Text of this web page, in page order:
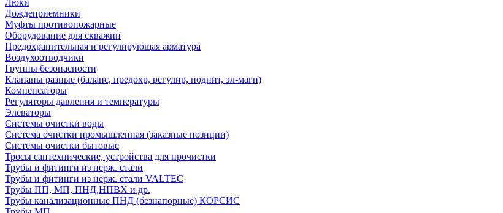
Люки
Дождеприемники
Муфты противопожарные
Оборудование для скважин
Предохранительная и регулирующая арматура
Воздухоотводчики
Группы безопасности
Клапаны разные (баланс, предохр, регулир, подпит, эл-магн)
Компенсаторы
Регуляторы давления и температуры
Элеваторы
Системы очистки воды
Система очистки промышленная (заказные позиции)
Системы очистки бытовые
Тросы сантехнические, устройства для прочистки
Трубы и фитинги из нерж. стали
Трубы и фитинги из нерж. стали VALTEC
Трубы ПП, МП, ПНД,НПВХ и др.
Трубы канализационные ПНД (безнапорные) КОРСИС